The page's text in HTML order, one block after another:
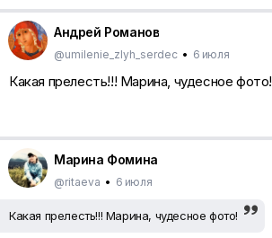
Андрей Романов
@umilenie_zlyh_serdec • 6 июля
Какая прелесть!!! Марина, чудесное фото!
Марина Фомина
@ritaeva • 6 июля
Какая прелесть!!! Марина, чудесное фото!